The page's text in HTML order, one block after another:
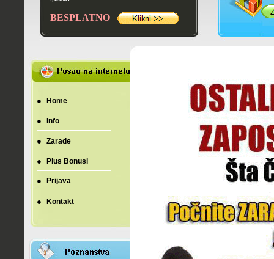
BESPLATNO
● Home
● Info
● Zarade
● Plus Bonusi
● Prijava
● Kontakt